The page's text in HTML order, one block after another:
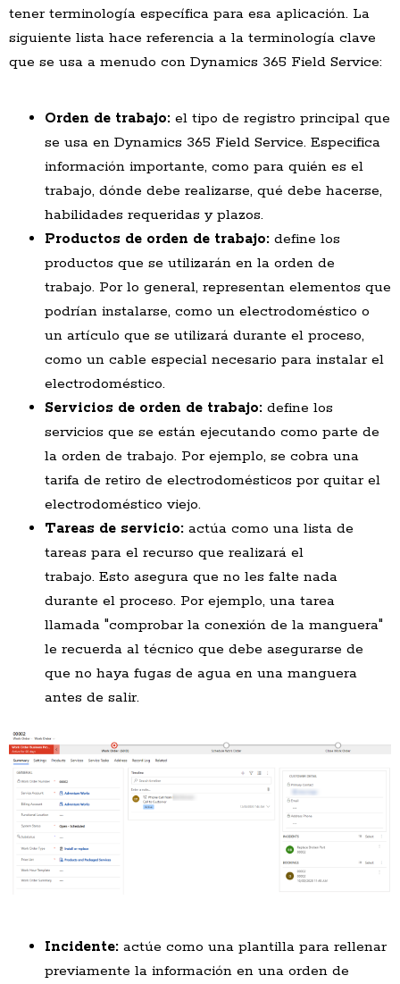
tener terminología específica para esa aplicación. La
siguiente lista hace referencia a la terminología clave
que se usa a menudo con Dynamics 365 Field Service:
Orden de trabajo: el tipo de registro principal que
se usa en Dynamics 365 Field Service. Especifica
información importante, como para quién es el
trabajo, dónde debe realizarse, qué debe hacerse,
habilidades requeridas y plazos.
Productos de orden de trabajo: define los
productos que se utilizarán en la orden de
trabajo. Por lo general, representan elementos que
podrían instalarse, como un electrodoméstico o
un artículo que se utilizará durante el proceso,
como un cable especial necesario para instalar el
electrodoméstico.
Servicios de orden de trabajo: define los
servicios que se están ejecutando como parte de
la orden de trabajo. Por ejemplo, se cobra una
tarifa de retiro de electrodomésticos por quitar el
electrodoméstico viejo.
Tareas de servicio: actúa como una lista de
tareas para el recurso que realizará el
trabajo. Esto asegura que no les falte nada
durante el proceso. Por ejemplo, una tarea
llamada "comprobar la conexión de la manguera"
le recuerda al técnico que debe asegurarse de
que no haya fugas de agua en una manguera
antes de salir.
Incidente: actúe como una plantilla para rellenar
previamente la información en una orden de